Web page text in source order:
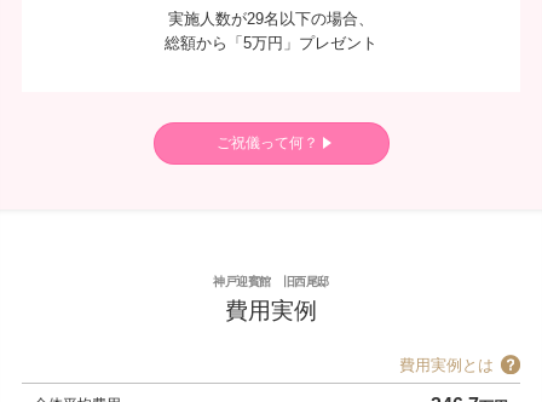
実施人数が29名以下の場合、
総額から「5万円」プレゼント
ご祝儀って何？
神戸迎賓館 旧西尾邸
費用実例
費用実例とは